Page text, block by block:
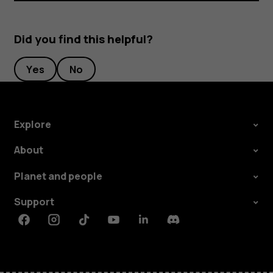
Did you find this helpful?
Yes No
Explore
About
Planet and people
Support
FacebookInstagramTiktokYoutubeLinkedinDiscord